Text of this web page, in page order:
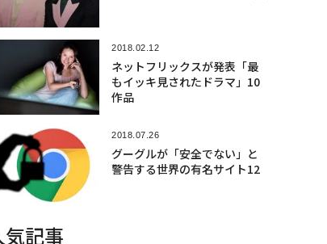
2018.02.12
ネットフリックスが発表「最
もイッキ見されたドラマ」10
作品
2018.07.26
グーグルが「安全でない」と
警告する世界の有名サイト12
気記事